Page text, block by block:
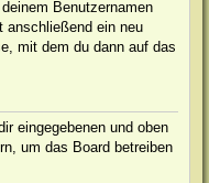
Benutzernamen
anschließend ein neu
mit dem du dann auf das
eingegebenen und oben
um das Board betreiben